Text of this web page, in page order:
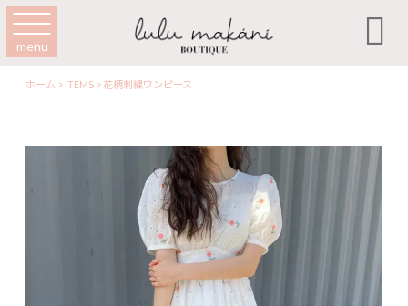
menu 
ホーム >ITEMS >花柄刺繍ワンピース